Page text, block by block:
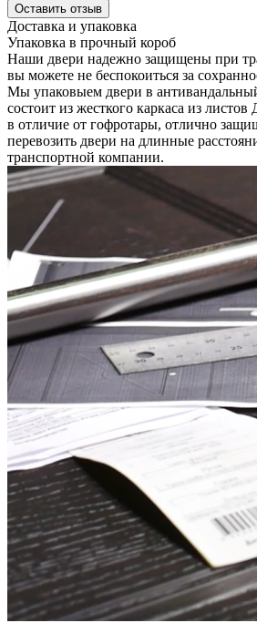
Оставить отзыв
Доставка и упаковка
Упаковка в прочный короб
Наши двери надежно защищены при
вы можете не беспокоиться за
Мы упаковыем двери в
состоит из жесткого каркаса из
в отличие от гофротары, отлично
перевозить двери на длинные
транспортной компании.